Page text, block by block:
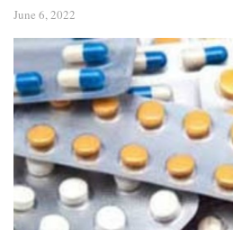
June 6, 2022